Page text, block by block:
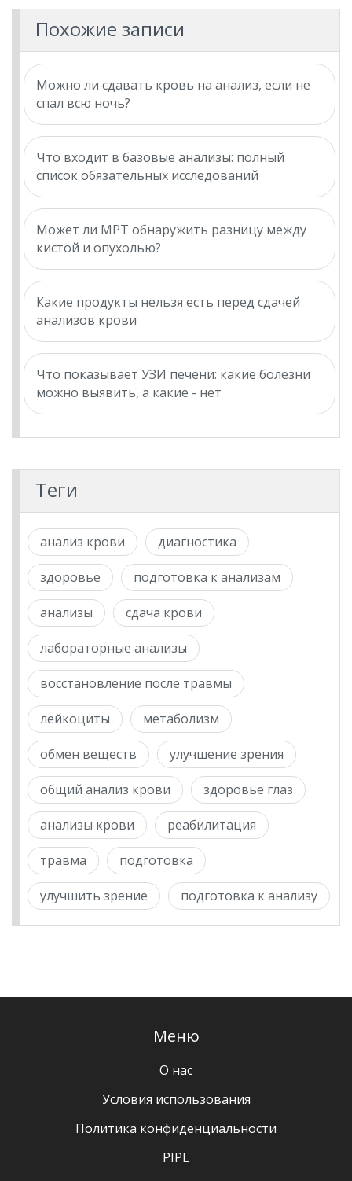
Похожие записи
Можно ли сдавать кровь на анализ, если не
спал всю ночь?
Что входит в базовые анализы: полный
список обязательных исследований
Может ли МРТ обнаружить разницу между
кистой и опухолью?
Какие продукты нельзя есть перед сдачей
анализов крови
Что показывает УЗИ печени: какие болезни
можно выявить, а какие - нет
Теги
анализ крови диагностика
здоровье подготовка к анализам
анализы сдача крови
лабораторные анализы
восстановление после травмы
лейкоциты метаболизм
обмен веществ улучшение зрения
общий анализ крови здоровье глаз
анализы крови реабилитация
травма подготовка
улучшить зрение подготовка к анализу
Меню
О нас
Условия использования
Политика конфиденциальности
PIPL